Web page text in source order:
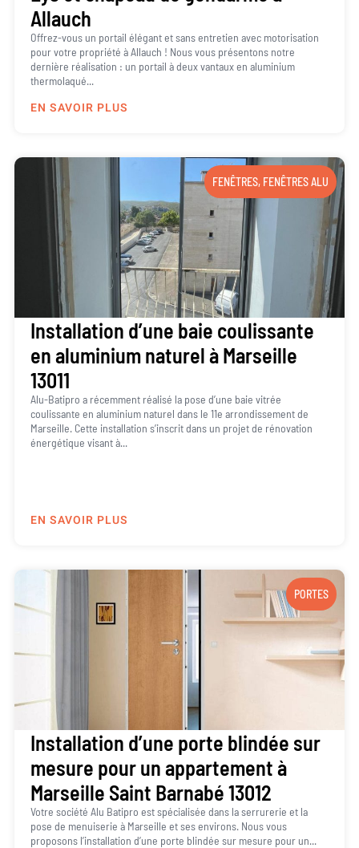
Allauch
Offrez-vous un portail élégant et sans entretien avec motorisation
pour votre propriété à Allauch ! Nous vous présentons notre
dernière réalisation : un portail à deux vantaux en aluminium
thermolaqué...
EN SAVOIR PLUS
FENÊTRES, FENÊTRES ALU
Installation d’une baie coulissante
en aluminium naturel à Marseille
13011
Alu-Batipro a récemment réalisé la pose d’une baie vitrée
coulissante en aluminium naturel dans le 11e arrondissement de
Marseille. Cette installation s’inscrit dans un projet de rénovation
énergétique visant à...
EN SAVOIR PLUS
PORTES
Installation d’une porte blindée sur
mesure pour un appartement à
Marseille Saint Barnabé 13012
Votre société Alu Batipro est spécialisée dans la serrurerie et la
pose de menuiserie à Marseille et ses environs. Nous vous
proposons l’installation d’une porte blindée sur mesure pour un...